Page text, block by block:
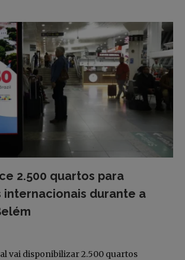
2.500 quartos para
durante a
vai disponibilizar 2.500 quartos